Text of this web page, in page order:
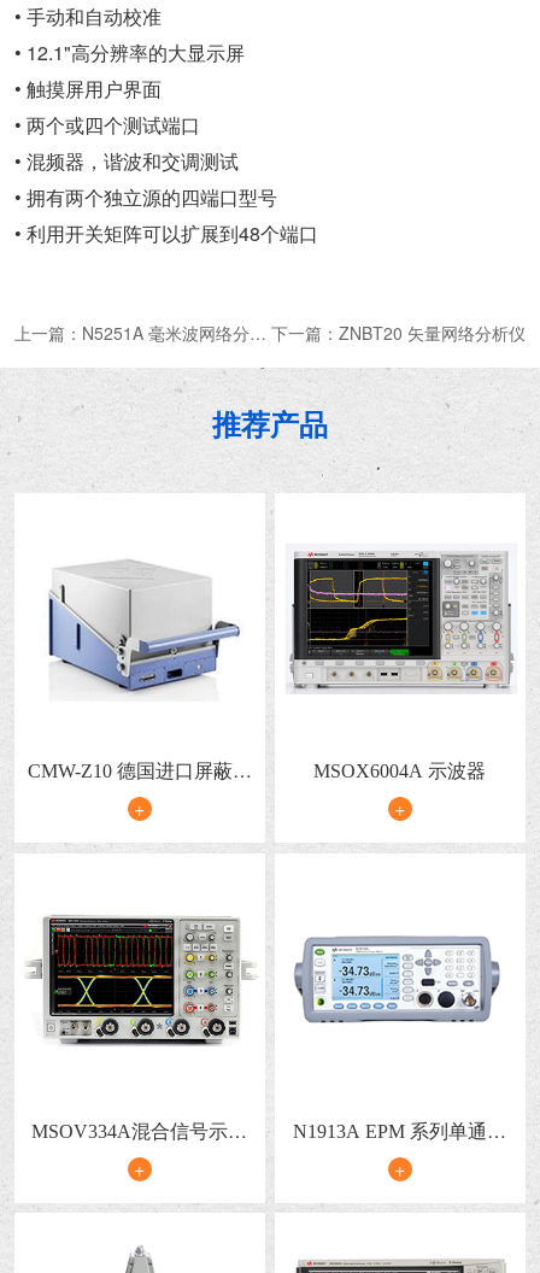
• 手动和自动校准
• 12.1"高分辨率的大显示屏
• 触摸屏用户界面
• 两个或四个测试端口
• 混频器，谐波和交调测试
• 拥有两个独立源的四端口型号
• 利用开关矩阵可以扩展到48个端口
上一篇： N5251A 毫米波网络分析仪 下一篇： ZNBT20 矢量网络分析仪
推荐产品
CMW-Z10 德国进口屏蔽箱
6G
+
MSOX6004A 示波器
+
MSOV334A混合信号示波
器
+
N1913A EPM 系列单通道
功率计
+